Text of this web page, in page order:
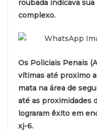
roubada indicava
complexo.
Os Policiais Penais
vítimas até proximo
mata na área de
até as proximidades
lograram êxito em
xj-6.